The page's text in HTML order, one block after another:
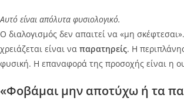
Αυτό είναι απόλυτα φυσιολογικό.
Ο διαλογισμός δεν απαιτεί να «μη
χρειάζεται είναι να παρατηρείς. Η
φυσική. Η επαναφορά της προσοχής είναι η
«Φοβάμαι μην αποτύχω ή τα